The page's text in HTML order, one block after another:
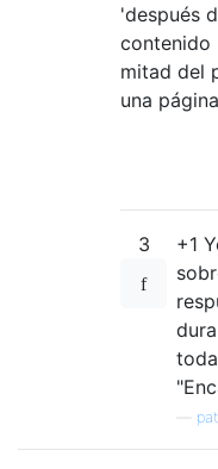
'después
contenido
mitad del
una
3
+1
pat